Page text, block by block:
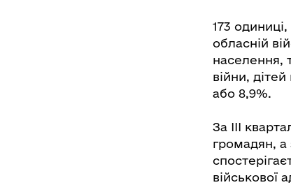
173
обласній
населення,
війни,
або 8,9%.
За ІІІ
громадян, а
військової